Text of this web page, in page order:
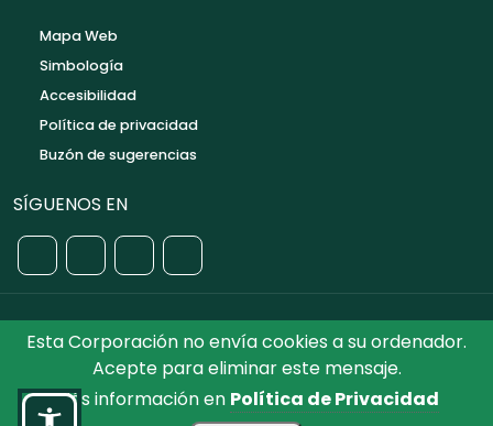
Esta Corporación no envía cookies a su ordenador.
Acepte para eliminar este mensaje.
Más información en Política de Privacidad
Mapa Web
Simbología
Accesibilidad
Política de privacidad
©2026 Diputación de Toledo.
Reservados todos los
Derechos. Diseñado por Diputación de Toledo